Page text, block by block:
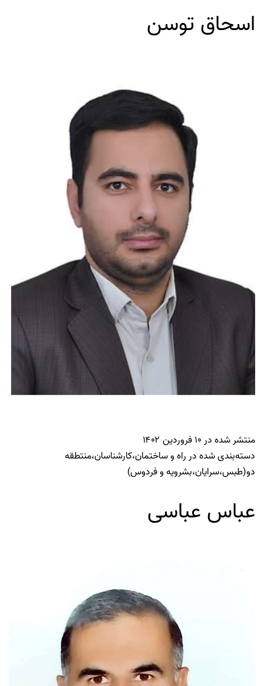
اسحاق توسن
منتشر شده در۱۰ فروردین ۱۴۰۲
دسته‌بندی شده درراه و ساختمان،کارشناسان،منتطقه
دو(طبس،سرایان،بشرویه و فردوس)
عباس عباسی